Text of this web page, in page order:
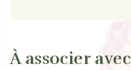
À associer avec